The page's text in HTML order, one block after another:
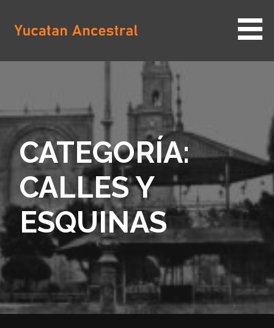
contenido
YUCATAN ANCESTRAL
CATEGORÍA:
CALLES Y
ESQUINAS